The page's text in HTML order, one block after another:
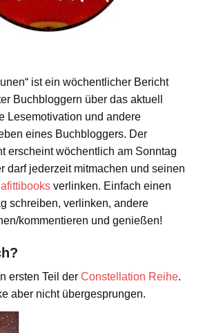
ist ein wöchentlicher Bericht
Buchbloggern über das aktuell
Lesemotivation und andere
eines Buchbloggers. Der
erscheint wöchentlich am Sonntag
darf jederzeit mitmachen und seinen
verlinken. Einfach einen
schreiben, verlinken, andere
kommentieren und genießen!
ersten Teil der Constellation Reihe.
aber nicht übergesprungen.